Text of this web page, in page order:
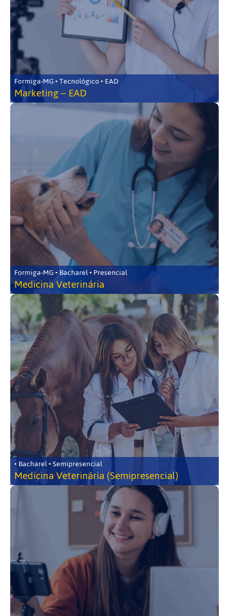
Formiga-MG • Tecnológico • EAD
Marketing – EAD
Formiga-MG • Bacharel • Presencial
Medicina Veterinária
• Bacharel • Semipresencial
Medicina Veterinária (Semipresencial)